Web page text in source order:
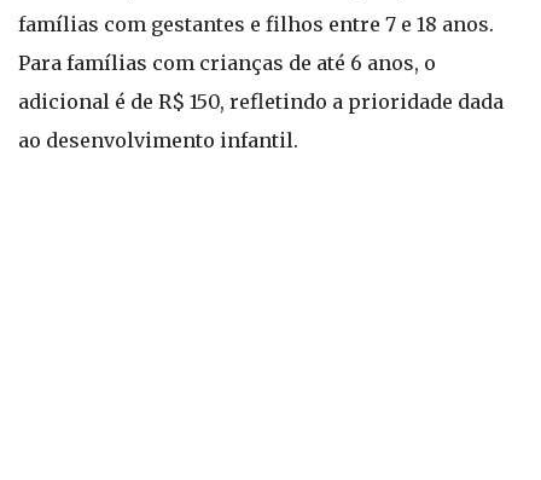
famílias com gestantes e filhos entre 7 e 18 anos.
Para famílias com crianças de até 6 anos, o
adicional é de R$ 150, refletindo a prioridade dada
ao desenvolvimento infantil.